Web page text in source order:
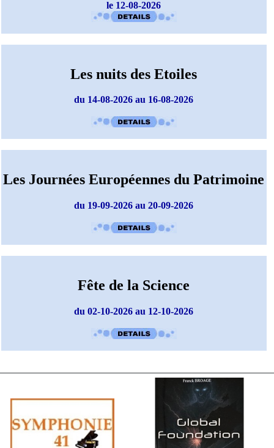
le 12-08-2026
Les nuits des Etoiles
du 14-08-2026 au 16-08-2026
Les Journées Européennes du Patrimoine
du 19-09-2026 au 20-09-2026
Fête de la Science
du 02-10-2026 au 12-10-2026